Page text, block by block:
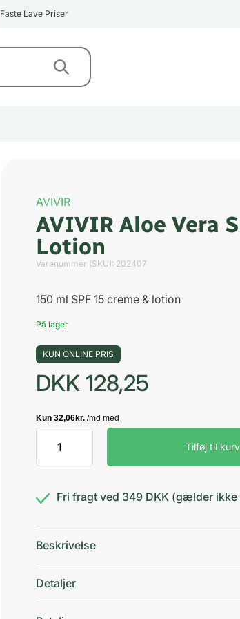
Faste Lave Priser
AVIVIR
AVIVIR Aloe Vera
Lotion
Varenummer (SKU): 202407
150 ml SPF 15 creme & lotion
På lager
KUN ONLINE PRIS
DKK 128,25
Vera
Lotion
Tilføj til kurv
Fri fragt ved 349 DKK (gælder ikke
Beskrivelse
Detaljer